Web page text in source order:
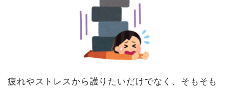
疲れやストレスから護りたいだけでなく、そもそも